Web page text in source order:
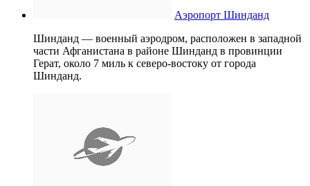
Аэропорт Шинданд
Шинданд — военный аэродром, расположен в западной
части Афганистана в районе Шинданд в провинции
Герат, около 7 миль к северо-востоку от города
Шинданд.